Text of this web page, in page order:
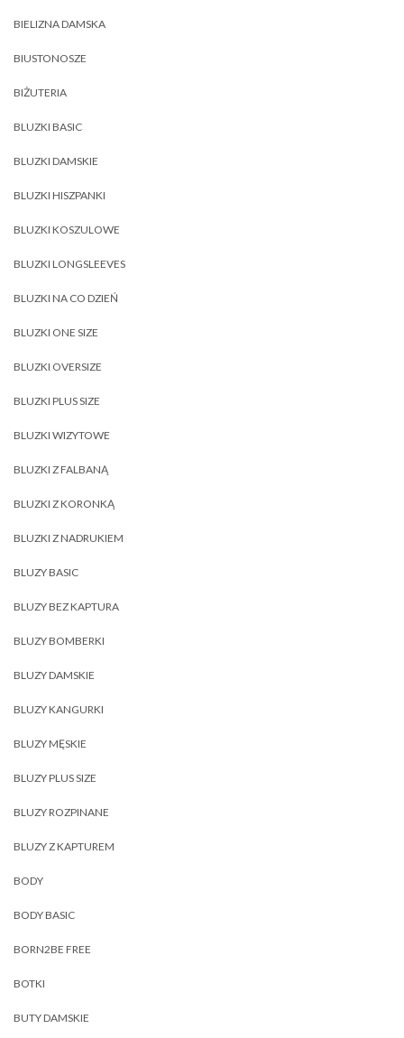
BIELIZNA DAMSKA
BIUSTONOSZE
BIŻUTERIA
BLUZKI BASIC
BLUZKI DAMSKIE
BLUZKI HISZPANKI
BLUZKI KOSZULOWE
BLUZKI LONGSLEEVES
BLUZKI NA CO DZIEŃ
BLUZKI ONE SIZE
BLUZKI OVERSIZE
BLUZKI PLUS SIZE
BLUZKI WIZYTOWE
BLUZKI Z FALBANĄ
BLUZKI Z KORONKĄ
BLUZKI Z NADRUKIEM
BLUZY BASIC
BLUZY BEZ KAPTURA
BLUZY BOMBERKI
BLUZY DAMSKIE
BLUZY KANGURKI
BLUZY MĘSKIE
BLUZY PLUS SIZE
BLUZY ROZPINANE
BLUZY Z KAPTUREM
BODY
BODY BASIC
BORN2BE FREE
BOTKI
BUTY DAMSKIE